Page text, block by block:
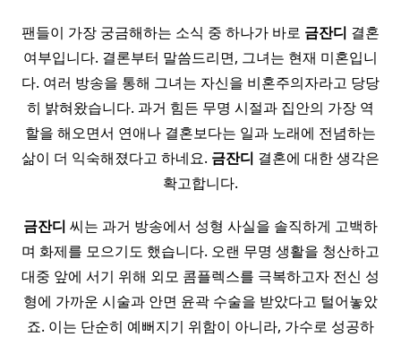
팬들이 가장 궁금해하는 소식 중 하나가 바로 금잔디 결혼
여부입니다. 결론부터 말씀드리면, 그녀는 현재 미혼입니
다. 여러 방송을 통해 그녀는 자신을 비혼주의자라고 당당
히 밝혀왔습니다. 과거 힘든 무명 시절과 집안의 가장 역
할을 해오면서 연애나 결혼보다는 일과 노래에 전념하는
삶이 더 익숙해졌다고 하네요. 금잔디 결혼에 대한 생각은
확고합니다.
금잔디 씨는 과거 방송에서 성형 사실을 솔직하게 고백하
며 화제를 모으기도 했습니다. 오랜 무명 생활을 청산하고
대중 앞에 서기 위해 외모 콤플렉스를 극복하고자 전신 성
형에 가까운 시술과 안면 윤곽 수술을 받았다고 털어놓았
죠. 이는 단순히 예뻐지기 위함이 아니라, 가수로 성공하